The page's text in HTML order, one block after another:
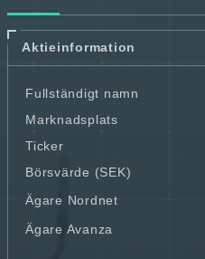
Aktieinformation
Fullständigt namn
Marknadsplats
Ticker
Börsvärde (SEK)
Ägare Nordnet
Ägare Avanza